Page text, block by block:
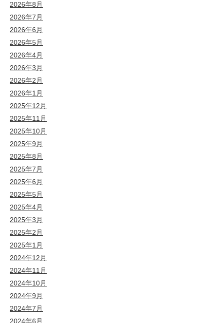
2026年8月
2026年7月
2026年6月
2026年5月
2026年4月
2026年3月
2026年2月
2026年1月
2025年12月
2025年11月
2025年10月
2025年9月
2025年8月
2025年7月
2025年6月
2025年5月
2025年4月
2025年3月
2025年2月
2025年1月
2024年12月
2024年11月
2024年10月
2024年9月
2024年7月
2024年6月